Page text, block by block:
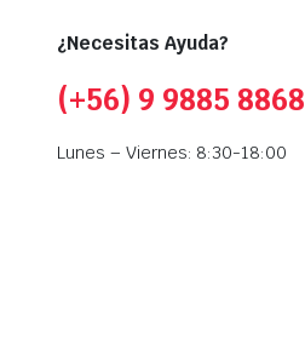
¿Necesitas Ayuda?
(+56) 9 9885 8868
Lunes – Viernes: 8:30-18:00